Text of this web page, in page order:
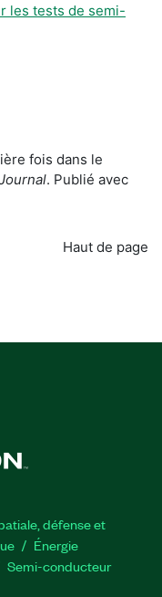
les tests de semi-
fois dans le
. Publié avec
Haut de page
défense et
Énergie​
Semi-conducteur